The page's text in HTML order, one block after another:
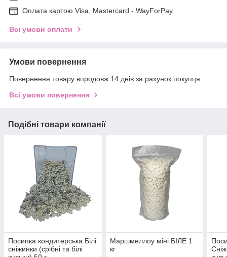
Оплата картою Visa, Mastercard - WayForPay
Всі умови оплати
Умови повернення
Повернення товару впродовж 14 днів за рахунок покупця
Всі умови повернення
Подібні товари компанії
Посипка кондитерська Білі
сніжинки (срібні та білі
Маршмеллоу міні БІЛЕ 1
кг